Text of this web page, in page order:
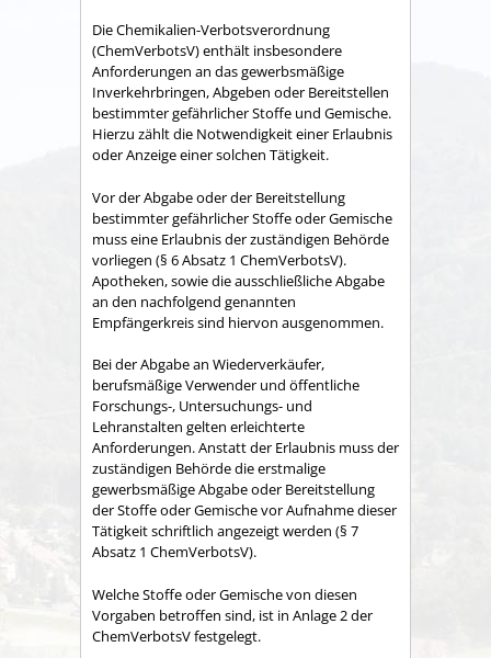
Die Chemikalien-Verbotsverordnung
(ChemVerbotsV) enthält insbesondere
Anforderungen an das gewerbsmäßige
Inverkehrbringen, Abgeben oder Bereitstellen
bestimmter gefährlicher Stoffe und Gemische.
Hierzu zählt die Notwendigkeit einer Erlaubnis
oder Anzeige einer solchen Tätigkeit.
Vor der Abgabe oder der Bereitstellung
bestimmter gefährlicher Stoffe oder Gemische
muss eine Erlaubnis der zuständigen Behörde
vorliegen (§ 6 Absatz 1 ChemVerbotsV).
Apotheken, sowie die ausschließliche Abgabe
an den nachfolgend genannten
Empfängerkreis sind hiervon ausgenommen.
Bei der Abgabe an Wiederverkäufer,
berufsmäßige Verwender und öffentliche
Forschungs-, Untersuchungs- und
Lehranstalten gelten erleichterte
Anforderungen. Anstatt der Erlaubnis muss der
zuständigen Behörde die erstmalige
gewerbsmäßige Abgabe oder Bereitstellung
der Stoffe oder Gemische vor Aufnahme dieser
Tätigkeit schriftlich angezeigt werden (§ 7
Absatz 1 ChemVerbotsV).
Welche Stoffe oder Gemische von diesen
Vorgaben betroffen sind, ist in Anlage 2 der
ChemVerbotsV festgelegt.